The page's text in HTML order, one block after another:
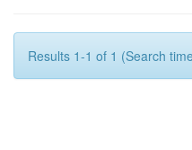
Results 1-1 of 1 (Search